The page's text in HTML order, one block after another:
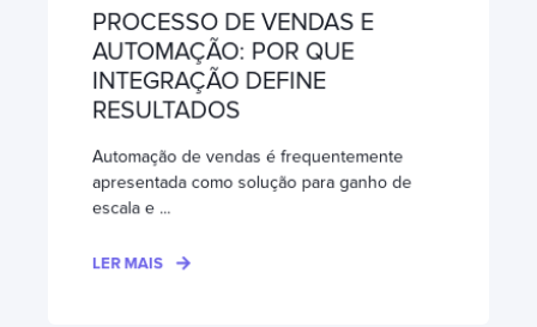
PROCESSO DE VENDAS E
AUTOMAÇÃO: POR QUE
INTEGRAÇÃO DEFINE
RESULTADOS
Automação de vendas é frequentemente
apresentada como solução para ganho de
escala e ...
LER MAIS